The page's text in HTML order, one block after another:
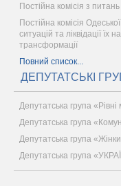
Постійна комісія з
Постійна комісія
ситуацій та ліквідації їх
трансформації
Повний список...
ДЕПУТАТСЬКІ
Депутатська група «Рівні
Депутатська група
Депутатська група
Депутатська група